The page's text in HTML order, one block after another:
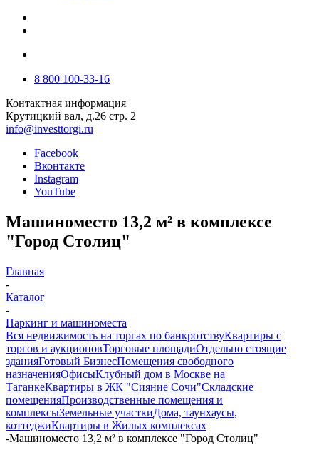
8 800 100-33-16
Контактная информация
Крутицкий вал, д.26 стр. 2
info@investtorgi.ru
Facebook
Вконтакте
Instagram
YouTube
Машиноместо 13,2 м² в комплексе
"Город Столиц"
Главная
-
Каталог
-
Паркинг и машиноместа
Вся недвижимость на торгах по банкротствуКвартиры с
торгов и аукционовТорговые площадиОтдельно стоящие
зданияГотовый БизнесПомещения свободного
назначенияОфисыКлубный дом в Москве на
ТаганкеКвартиры в ЖК "Сияние Сочи"Складские
помещенияПроизводственные помещения и
комплексыЗемельные участкиДома, таунхаусы,
коттеджиКвартиры в Жилых комплексах
-Машиноместо 13,2 м² в комплексе "Город Столиц"